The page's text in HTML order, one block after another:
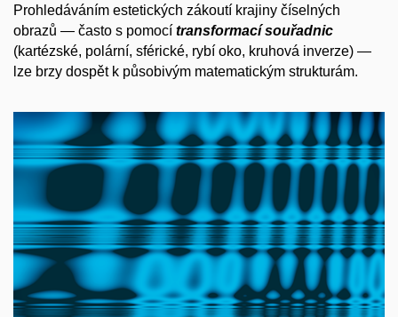
Prohledáváním estetických zákoutí krajiny číselných
obrazů — často s pomocí transformací souřadnic
(kartézské, polární, sférické, rybí oko, kruhová inverze) —
lze brzy dospět k působivým matematickým strukturám.